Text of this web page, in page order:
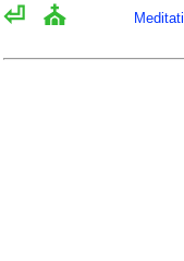
⏎ ⛪